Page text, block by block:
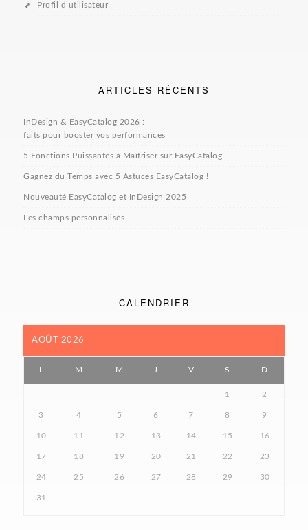
Profil d’utilisateur
ARTICLES RÉCENTS
InDesign & EasyCatalog 2026 :
faits pour booster vos performances
5 Fonctions Puissantes à Maîtriser sur EasyCatalog
Gagnez du Temps avec 5 Astuces EasyCatalog !
Nouveauté EasyCatalog et InDesign 2025
Les champs personnalisés
CALENDRIER
AOÛT 2026
L M M J V S D
1 2
3 4 5 6 7 8 9
10 11 12 13 14 15 16
17 18 19 20 21 22 23
24 25 26 27 28 29 30
31